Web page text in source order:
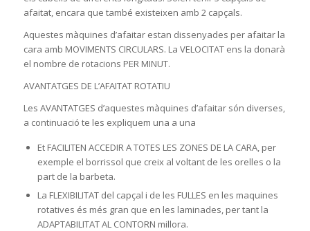
afaitat, encara que també existeixen amb 2 capçals.
Aquestes màquines d’afaitar estan dissenyades per afaitar la
cara amb MOVIMENTS CIRCULARS. La VELOCITAT ens la donarà
el nombre de rotacions PER MINUT.
AVANTATGES DE L’AFAITAT ROTATIU
Les AVANTATGES d’aquestes màquines d’afaitar són diverses,
a continuació te les expliquem una a una
Et FACILITEN ACCEDIR A TOTES LES ZONES DE LA CARA, per
exemple el borrissol que creix al voltant de les orelles o la
part de la barbeta.
La FLEXIBILITAT del capçal i de les FULLES en les maquines
rotatives és més gran que en les laminades, per tant la
ADAPTABILITAT AL CONTORN millora.